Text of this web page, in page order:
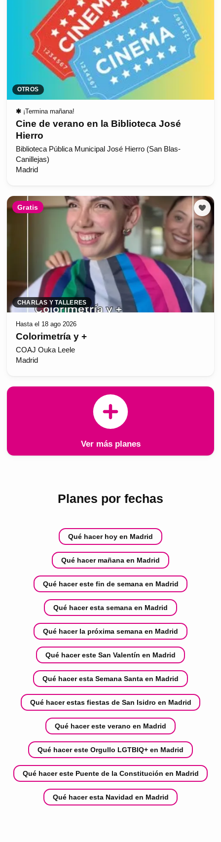
OTROS
✱ ¡Termina mañana!
Cine de verano en la Biblioteca José
Hierro
Biblioteca Pública Municipal José Hierro (San Blas-
Canillejas)
Madrid
Gratis
CHARLAS Y TALLERES
Hasta el 18 ago 2026
Colorimetría y +
COAJ Ouka Leele
Madrid
Ver más planes
Planes por fechas
Qué hacer hoy en Madrid
Qué hacer mañana en Madrid
Qué hacer este fin de semana en Madrid
Qué hacer esta semana en Madrid
Qué hacer la próxima semana en Madrid
Qué hacer este San Valentín en Madrid
Qué hacer esta Semana Santa en Madrid
Qué hacer estas fiestas de San Isidro en Madrid
Qué hacer este verano en Madrid
Qué hacer este Orgullo LGTBIQ+ en Madrid
Qué hacer este Puente de la Constitución en Madrid
Qué hacer esta Navidad en Madrid